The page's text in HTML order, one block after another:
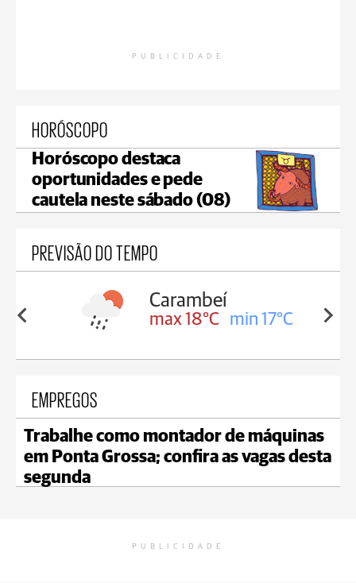
PUBLICIDADE
HORÓSCOPO
Horóscopo destaca
oportunidades e pede
cautela neste sábado (08)
PREVISÃO DO TEMPO
18°C
Carambeí
max 18°C min 17°C
EMPREGOS
Trabalhe como montador de máquinas
em Ponta Grossa; confira as vagas desta
segunda
PUBLICIDADE